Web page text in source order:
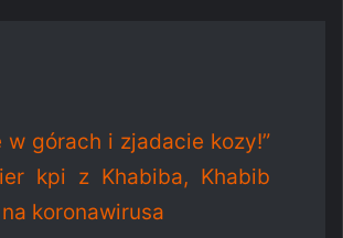
w górach i zjadacie kozy!”
kpi z Khabiba, Khabib
koronawirusa